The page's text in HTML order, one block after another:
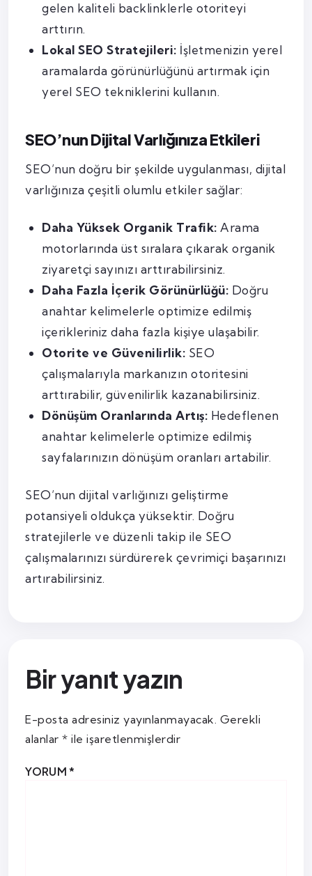
gelen kaliteli backlinklerle otoriteyi
arttırın.
Lokal SEO Stratejileri: İşletmenizin yerel
aramalarda görünürlüğünü artırmak için
yerel SEO tekniklerini kullanın.
SEO’nun Dijital Varlığınıza Etkileri
SEO’nun doğru bir şekilde uygulanması, dijital
varlığınıza çeşitli olumlu etkiler sağlar:
Daha Yüksek Organik Trafik: Arama
motorlarında üst sıralara çıkarak organik
ziyaretçi sayınızı arttırabilirsiniz.
Daha Fazla İçerik Görünürlüğü: Doğru
anahtar kelimelerle optimize edilmiş
içerikleriniz daha fazla kişiye ulaşabilir.
Otorite ve Güvenilirlik: SEO
çalışmalarıyla markanızın otoritesini
arttırabilir, güvenilirlik kazanabilirsiniz.
Dönüşüm Oranlarında Artış: Hedeflenen
anahtar kelimelerle optimize edilmiş
sayfalarınızın dönüşüm oranları artabilir.
SEO’nun dijital varlığınızı geliştirme
potansiyeli oldukça yüksektir. Doğru
stratejilerle ve düzenli takip ile SEO
çalışmalarınızı sürdürerek çevrimiçi başarınızı
artırabilirsiniz.
Bir yanıt yazın
E-posta adresiniz yayınlanmayacak. Gerekli
alanlar * ile işaretlenmişlerdir
YORUM*